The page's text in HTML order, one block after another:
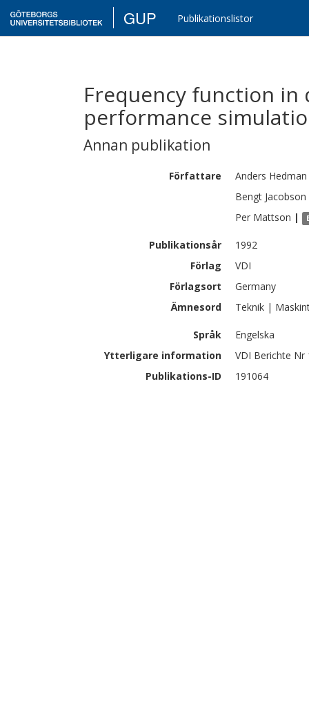
GUP Publikationslistor
Frequency function in
performance
Annan publikation
Författare Anders Hedman
Bengt Jacobson
Per Mattson |
Publikationsår
1992
Förlag
VDI
Förlagsort
Germany
Ämnesord
Teknik |
Språk
Engelska
Ytterligare information
VDI Berichte Nr
Publikations-ID
191064